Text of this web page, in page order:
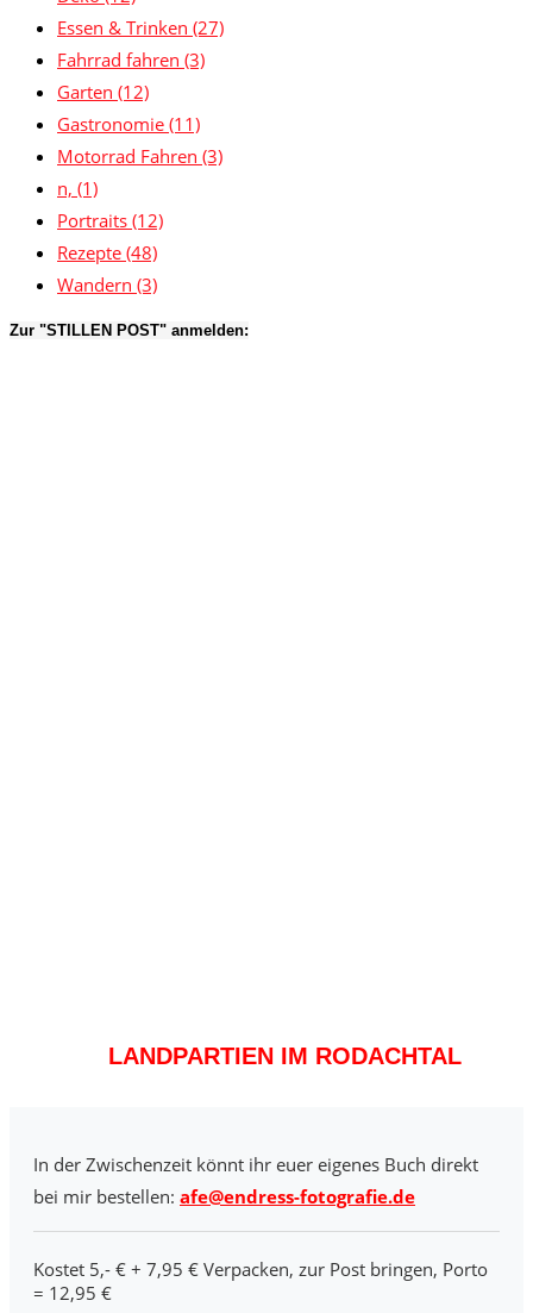
Essen & Trinken (27)
Fahrrad fahren (3)
Garten (12)
Gastronomie (11)
Motorrad Fahren (3)
n, (1)
Portraits (12)
Rezepte (48)
Wandern (3)
Zur "STILLEN POST" anmelden:
LANDPARTIEN IM RODACHTAL
In der Zwischenzeit könnt ihr euer eigenes Buch direkt
bei mir bestellen: afe@endress-fotografie.de
Kostet 5,- € + 7,95 € Verpacken, zur Post bringen, Porto
= 12,95 €